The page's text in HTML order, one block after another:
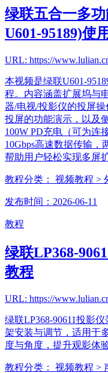
绿联五合一多
U601-95189)使
URL: https://
本视频是绿联U601-
程。内容涵盖扩展坞与
器/电视/投影仪的投屏
投屏的功能演示，以及
100W PD充电（可为连
10Gbps高速数据传输，
帮助用户轻松实现多屏
教程分类： 视频教程 >
发布时间：2026-06-11
教程
绿联LP368-
教程
URL: https://
绿联LP368-90611投影
架安装与调节，适用于
度与角度，提升观影体验
教程分类： 视频教程 >